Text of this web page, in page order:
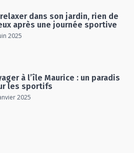
dans son jardin, rien de
après une journée sportive
2025
à l’île Maurice : un paradis
les sportifs
2025